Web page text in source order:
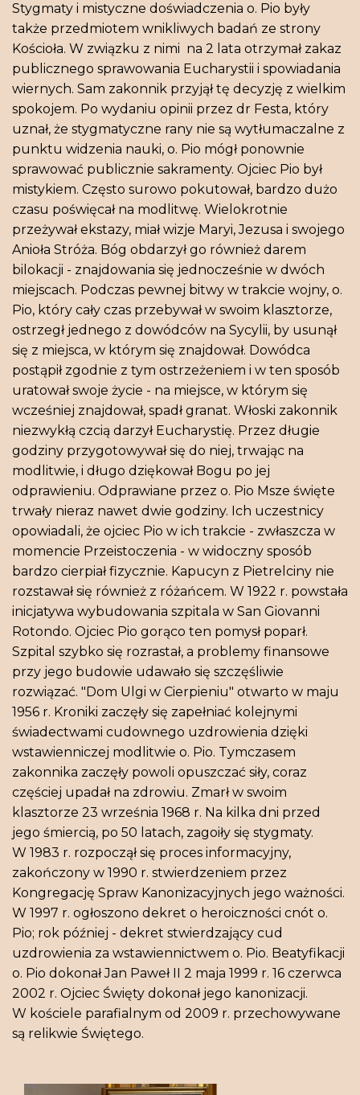
Stygmaty i mistyczne doświadczenia o. Pio były
także przedmiotem wnikliwych badań ze strony
Kościoła. W związku z nimi na 2 lata otrzymał zakaz
publicznego sprawowania Eucharystii i spowiadania
wiernych. Sam zakonnik przyjął tę decyzję z wielkim
spokojem. Po wydaniu opinii przez dr Festa, który
uznał, że stygmatyczne rany nie są wytłumaczalne z
punktu widzenia nauki, o. Pio mógł ponownie
sprawować publicznie sakramenty. Ojciec Pio był
mistykiem. Często surowo pokutował, bardzo dużo
czasu poświęcał na modlitwę. Wielokrotnie
przeżywał ekstazy, miał wizje Maryi, Jezusa i swojego
Anioła Stróża. Bóg obdarzył go również darem
bilokacji - znajdowania się jednocześnie w dwóch
miejscach. Podczas pewnej bitwy w trakcie wojny, o.
Pio, który cały czas przebywał w swoim klasztorze,
ostrzegł jednego z dowódców na Sycylii, by usunął
się z miejsca, w którym się znajdował. Dowódca
postąpił zgodnie z tym ostrzeżeniem i w ten sposób
uratował swoje życie - na miejsce, w którym się
wcześniej znajdował, spadł granat. Włoski zakonnik
niezwykłą czcią darzył Eucharystię. Przez długie
godziny przygotowywał się do niej, trwając na
modlitwie, i długo dziękował Bogu po jej
odprawieniu. Odprawiane przez o. Pio Msze święte
trwały nieraz nawet dwie godziny. Ich uczestnicy
opowiadali, że ojciec Pio w ich trakcie - zwłaszcza w
momencie Przeistoczenia - w widoczny sposób
bardzo cierpiał fizycznie. Kapucyn z Pietrelciny nie
rozstawał się również z różańcem. W 1922 r. powstała
inicjatywa wybudowania szpitala w San Giovanni
Rotondo. Ojciec Pio gorąco ten pomysł poparł.
Szpital szybko się rozrastał, a problemy finansowe
przy jego budowie udawało się szczęśliwie
rozwiązać. "Dom Ulgi w Cierpieniu" otwarto w maju
1956 r. Kroniki zaczęły się zapełniać kolejnymi
świadectwami cudownego uzdrowienia dzięki
wstawienniczej modlitwie o. Pio. Tymczasem
zakonnika zaczęły powoli opuszczać siły, coraz
częściej upadał na zdrowiu. Zmarł w swoim
klasztorze 23 września 1968 r. Na kilka dni przed
jego śmiercią, po 50 latach, zagoiły się stygmaty.
W 1983 r. rozpoczął się proces informacyjny,
zakończony w 1990 r. stwierdzeniem przez
Kongregację Spraw Kanonizacyjnych jego ważności.
W 1997 r. ogłoszono dekret o heroiczności cnót o.
Pio; rok później - dekret stwierdzający cud
uzdrowienia za wstawiennictwem o. Pio. Beatyfikacji
o. Pio dokonał Jan Paweł II 2 maja 1999 r. 16 czerwca
2002 r. Ojciec Święty dokonał jego kanonizacji.
W kościele parafialnym od 2009 r. przechowywane
są relikwie Świętego.